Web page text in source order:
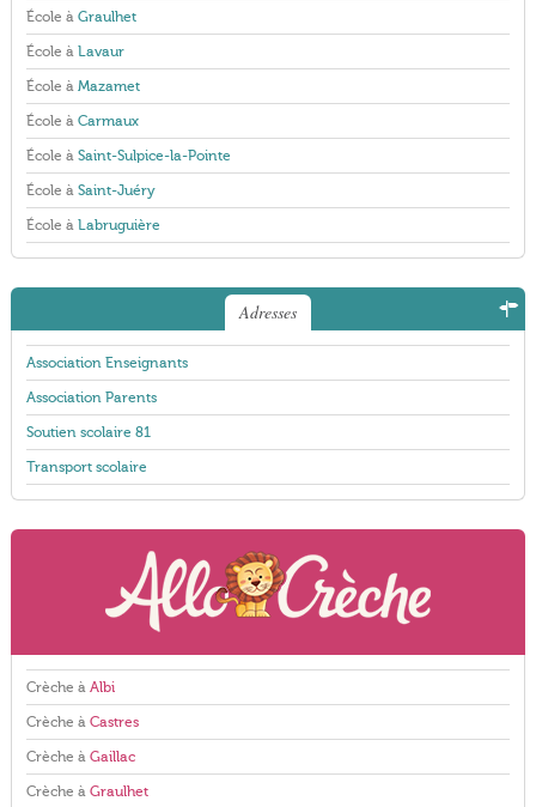
École à Graulhet
École à Lavaur
École à Mazamet
École à Carmaux
École à Saint-Sulpice-la-Pointe
École à Saint-Juéry
École à Labruguière
Adresses
Association Enseignants
Association Parents
Soutien scolaire 81
Transport scolaire
Crèche à Albi
Crèche à Castres
Crèche à Gaillac
Crèche à Graulhet